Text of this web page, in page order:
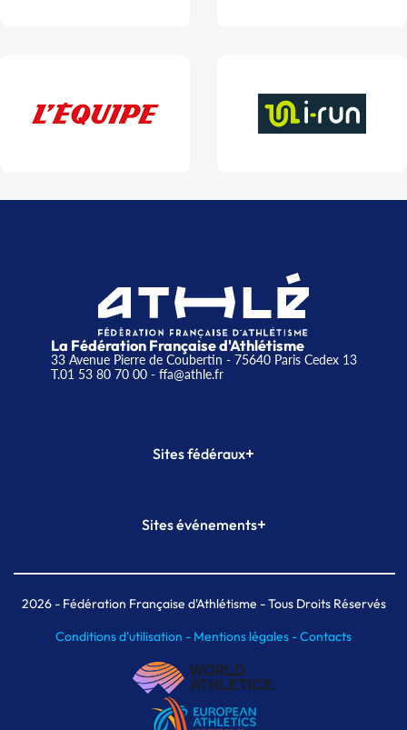
La Fédération Française d'Athlétisme
33 Avenue Pierre de Coubertin - 75640 Paris Cedex 13
T.01 53 80 70 00- ffa@athle.fr
Sites fédéraux+
Plateforme Formation
Sites événements+
Meeting de Paris indoor
MAIF Ekiden de Paris
2026- Fédération Française d'Athlétisme - Tous Droits Réservés
Conditions d'utilisation - Mentions légales -Contacts